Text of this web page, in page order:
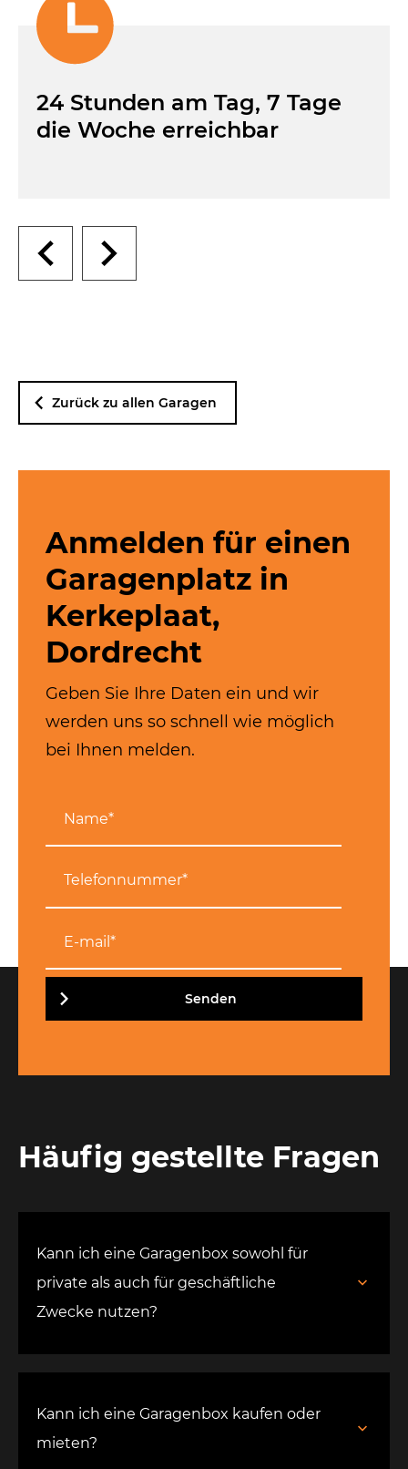
24 Stunden am Tag, 7 Tage
die Woche erreichbar
Zurück zu allen Garagen
Anmelden für einen
Garagenplatz in
Kerkeplaat,
Dordrecht
Geben Sie Ihre Daten ein und wir
werden uns so schnell wie möglich
bei Ihnen melden.
Senden
Häufig gestellte Fragen
Kann ich eine Garagenbox sowohl für
private als auch für geschäftliche
Zwecke nutzen?
Kann ich eine Garagenbox kaufen oder
mieten?